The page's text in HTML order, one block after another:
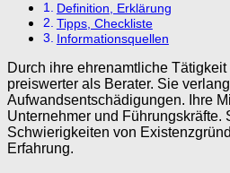
Definition, Erklärung
Tipps, Checkliste
Informationsquellen
Durch ihre ehrenamtliche
preiswerter als Berater. Sie
Aufwandsentschädigungen. Ihre
Unternehmer und Führungskräfte.
Schwierigkeiten von
Erfahrung.